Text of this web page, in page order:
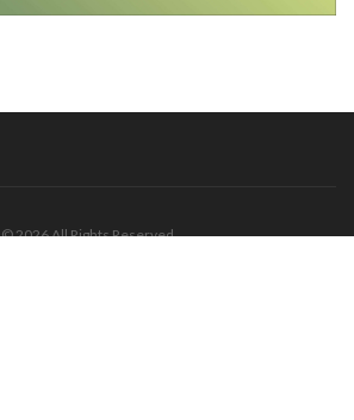
© 2026 All Rights Reserved